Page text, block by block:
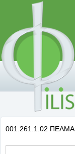
001.261.1.02 ΠΕΛΜΑ